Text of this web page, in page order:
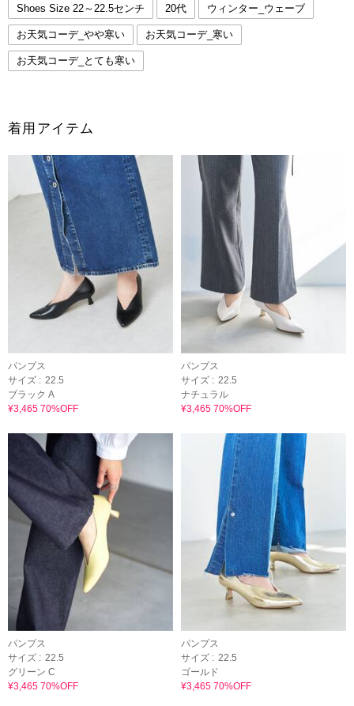
Shoes Size 22～22.5センチ 20代 ウィンター_ウェーブ
お天気コーデ_やや寒い お天気コーデ_寒い
お天気コーデ_とても寒い
着用アイテム
パンプス
サイズ : 22.5
ブラック A
¥3,465 70%OFF
パンプス
サイズ : 22.5
ナチュラル
¥3,465 70%OFF
パンプス
サイズ : 22.5
グリーン C
¥3,465 70%OFF
パンプス
サイズ : 22.5
ゴールド
¥3,465 70%OFF